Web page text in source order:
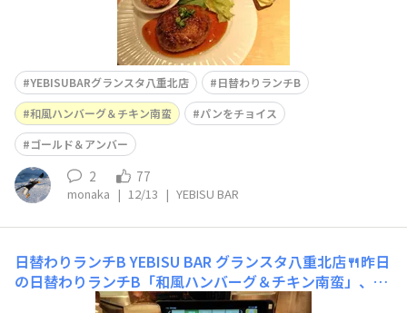
YEBISUBARグランスタ八重北店
日替わりランチB
和風ハンバーグ＆チキン南蛮
パンをチョイス
ゴールド＆アンバー
2 77
monaka | 12/13 | YEBISU BAR
日替わりランチB YEBISU BAR グランスタ八重北店🍴昨日
の日替わりランチB「和風ハンバーグ＆チキン南蛮」、サ
ラダをチョイス😋ゴールド＆アンバーなどと共に🍺